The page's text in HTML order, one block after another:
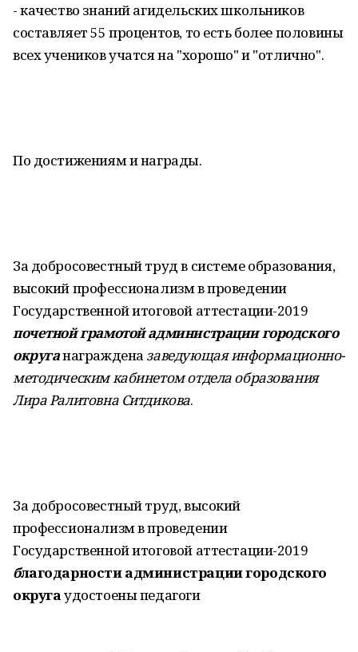
- качество знаний агидельских школьников
составляет 55 процентов, то есть более половины
всех учеников учатся на "хорошо" и "отлично".
По достижениям и награды.
За добросовестный труд в системе образования,
высокий профессионализм в проведении
Государственной итоговой аттестации-2019
почетной грамотойадминистрации городского
округанаграждена заведующая информационно-
методическим кабинетом отдела образования
Лира Ралитовна Ситдикова.
За добросовестный труд, высокий
профессионализм в проведении
Государственной итоговой аттестации-2019
благодарности администрации городского
округаудостоены педагоги